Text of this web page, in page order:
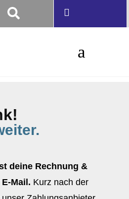
deine Rechnung &
Mail. Kurz nach der